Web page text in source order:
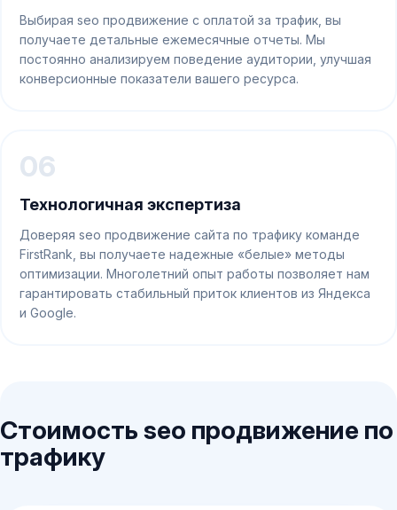
Выбирая seo продвижение с оплатой за трафик, вы
получаете детальные ежемесячные отчеты. Мы
постоянно анализируем поведение аудитории, улучшая
конверсионные показатели вашего ресурса.
06
Технологичная экспертиза
Доверяя seo продвижение сайта по трафику команде
FirstRank, вы получаете надежные «белые» методы
оптимизации. Многолетний опыт работы позволяет нам
гарантировать стабильный приток клиентов из Яндекса
и Google.
Стоимость seo продвижение по
трафику